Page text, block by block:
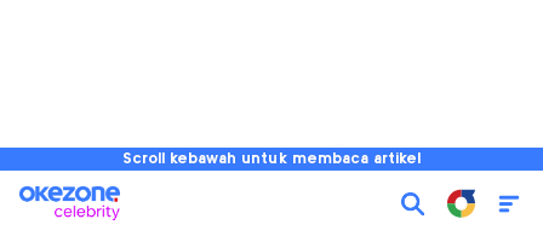
Scroll kebawah untuk membaca artikel